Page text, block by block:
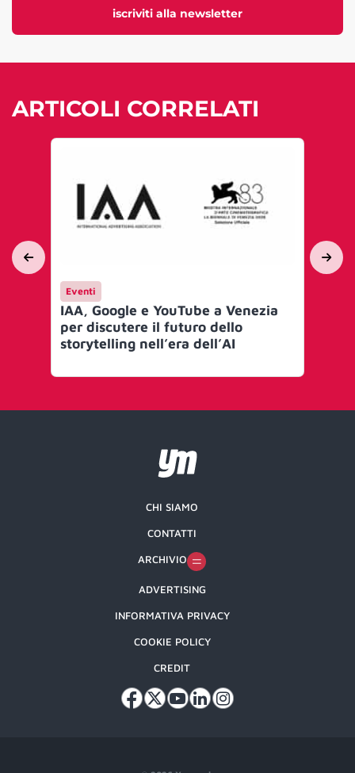
iscriviti alla newsletter
ARTICOLI CORRELATI
Eventi
IAA, Google e YouTube a Venezia
per discutere il futuro dello
storytelling nell’era dell’AI
CHI SIAMO
CONTATTI
ARCHIVIO
ADVERTISING
INFORMATIVA PRIVACY
COOKIE POLICY
CREDIT